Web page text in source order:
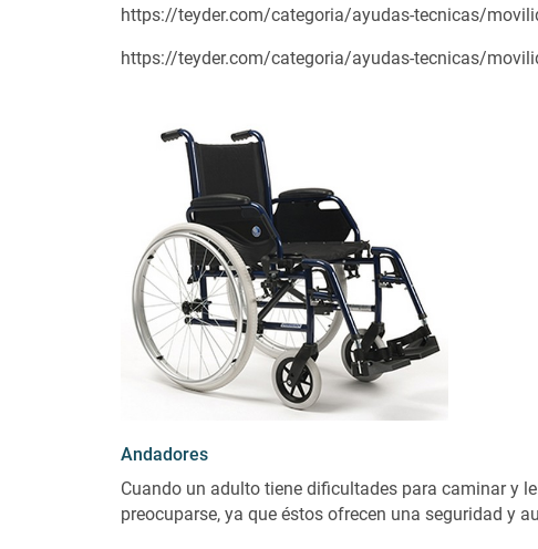
https://teyder.com/categoria/ayudas-tecnicas/
https://teyder.com/categoria/ayudas-tecnicas/
Andadores
Cuando un adulto tiene dificultades para caminar y
preocuparse, ya que éstos ofrecen una seguridad y